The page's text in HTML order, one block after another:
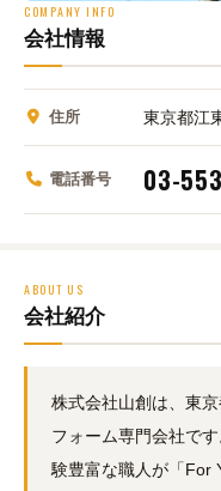
COMPANY INFO
会社情報
住所 東京都江
電話番号 03-
ABOUT US
会社紹介
株式会社山創は、東
フォーム専門会社で
験豊富な職人が「For